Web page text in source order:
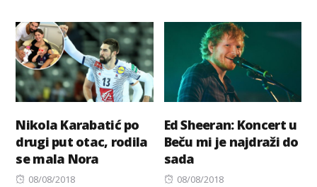
Nikola Karabatić po
drugi put otac, rodila
se mala Nora
Posted
08/08/2018
Ed Sheeran: Koncert u
Beču mi je najdraži do
sada
Posted
08/08/2018